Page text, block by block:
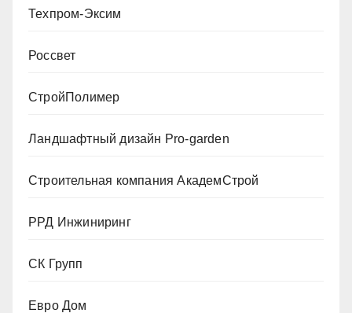
Техпром-Эксим
Россвет
СтройПолимер
Ландшафтный дизайн Pro-garden
Строительная компания АкадемСтрой
РРД Инжиниринг
СК Групп
Евро Дом